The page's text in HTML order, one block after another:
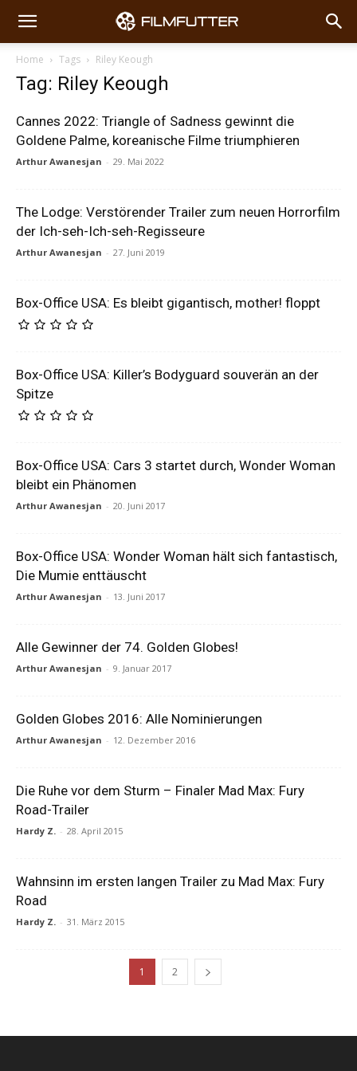
Home Tags Riley Keough
Tag: Riley Keough
Cannes 2022: Triangle of Sadness gewinnt die
Goldene Palme, koreanische Filme triumphieren
Arthur Awanesjan - 29. Mai 2022
The Lodge: Verstörender Trailer zum neuen Horrorfilm
der Ich-seh-Ich-seh-Regisseure
Arthur Awanesjan - 27. Juni 2019
Box-Office USA: Es bleibt gigantisch, mother! floppt
Box-Office USA: Killer’s Bodyguard souverän an der
Spitze
Box-Office USA: Cars 3 startet durch, Wonder Woman
bleibt ein Phänomen
Arthur Awanesjan - 20. Juni 2017
Box-Office USA: Wonder Woman hält sich fantastisch,
Die Mumie enttäuscht
Arthur Awanesjan - 13. Juni 2017
Alle Gewinner der 74. Golden Globes!
Arthur Awanesjan - 9. Januar 2017
Golden Globes 2016: Alle Nominierungen
Arthur Awanesjan - 12. Dezember 2016
Die Ruhe vor dem Sturm – Finaler Mad Max: Fury
Road-Trailer
Hardy Z. - 28. April 2015
Wahnsinn im ersten langen Trailer zu Mad Max: Fury
Road
Hardy Z. - 31. März 2015
1 2